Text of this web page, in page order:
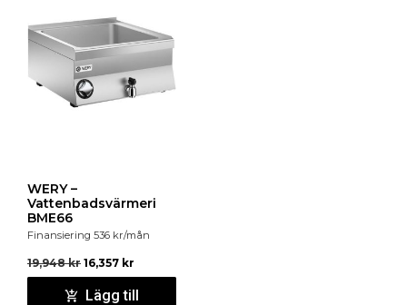
WERY –
Vattenbadsvärmeri
BME66
Finansiering 536 kr/mån
19,948kr 16,357 kr
Lägg till